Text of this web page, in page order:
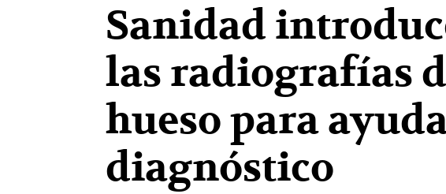
Sanidad
las radiografías
hueso para
diagnóstico